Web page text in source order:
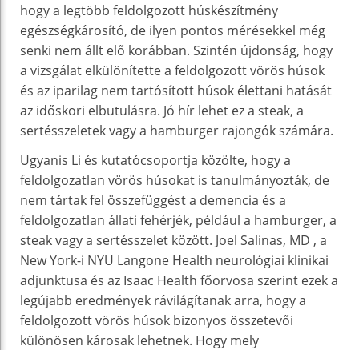
hogy a legtöbb feldolgozott húskészítmény
egészségkárosító, de ilyen pontos mérésekkel még
senki nem állt elő korábban. Szintén újdonság, hogy
a vizsgálat elkülönítette a feldolgozott vörös húsok
és az iparilag nem tartósított húsok élettani hatását
az időskori elbutulásra. Jó hír lehet ez a steak, a
sertésszeletek vagy a hamburger rajongók számára.
Ugyanis Li és kutatócsoportja közölte, hogy a
feldolgozatlan vörös húsokat is tanulmányozták, de
nem tártak fel összefüggést a demencia és a
feldolgozatlan állati fehérjék, például a hamburger, a
steak vagy a sertésszelet között. Joel Salinas, MD , a
New York-i NYU Langone Health neurológiai klinikai
adjunktusa és az Isaac Health főorvosa szerint ezek a
legújabb eredmények rávilágítanak arra, hogy a
feldolgozott vörös húsok bizonyos összetevői
különösen károsak lehetnek. Hogy mely